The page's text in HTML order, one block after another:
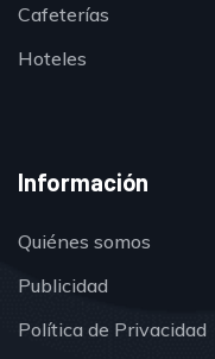
Cafeterías
Hoteles
Información
Quiénes somos
Publicidad
Política de Privacidad